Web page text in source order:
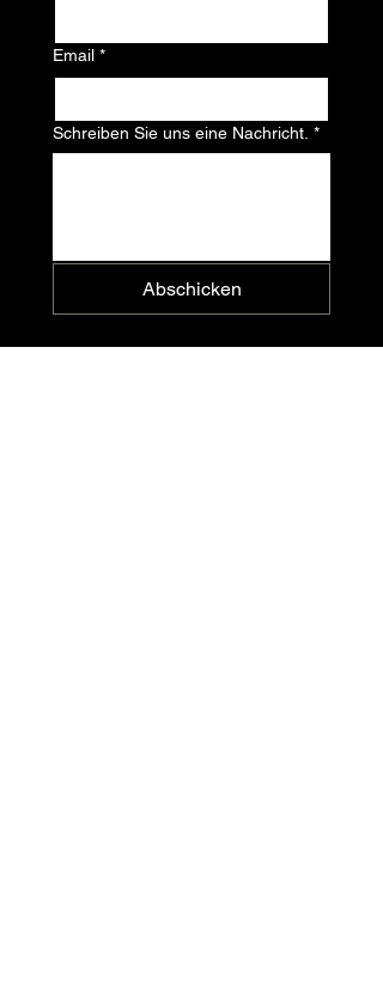
Email *
Schreiben Sie uns eine Nachricht. *
Abschicken